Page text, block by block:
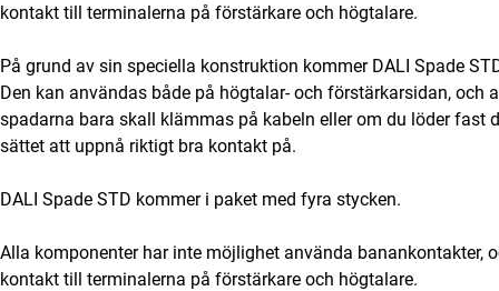
kontakt till terminalerna på förstärkare och högtalare.
På grund av sin speciella konstruktion kommer DALI Spade
Den kan användas både på högtalar- och förstärkarsidan, och
spadarna bara skall klämmas på kabeln eller om du löder
sättet att uppnå riktigt bra kontakt på.
DALI Spade STD kommer i paket med fyra stycken.
Alla komponenter har inte möjlighet använda banankontakter,
kontakt till terminalerna på förstärkare och högtalare.